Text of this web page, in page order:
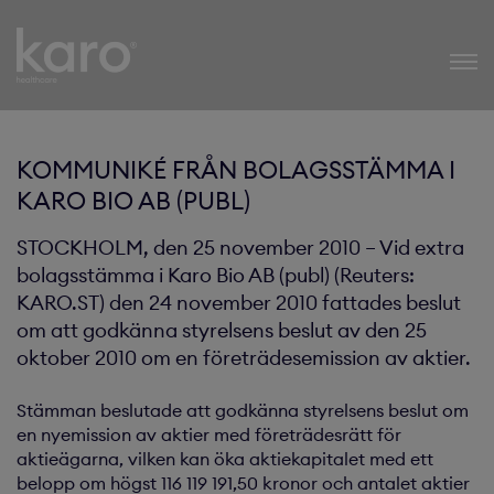
Karo Healthcare
KOMMUNIKÉ FRÅN BOLAGSSTÄMMA I
KARO BIO AB (PUBL)
STOCKHOLM, den 25 november 2010 – Vid extra
bolagsstämma i Karo Bio AB (publ) (Reuters:
KARO.ST) den 24 november 2010 fattades beslut
om att godkänna styrelsens beslut av den 25
oktober 2010 om en företrädesemission av aktier.
Stämman beslutade att godkänna styrelsens beslut om
en nyemission av aktier med företrädesrätt för
aktieägarna, vilken kan öka aktiekapitalet med ett
belopp om högst 116 119 191,50 kronor och antalet aktier